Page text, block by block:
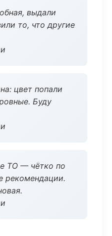
выдали
то, что другие
цвет попали
Буду
ТО — чётко по
рекомендации.